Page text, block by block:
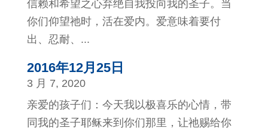
信赖和希望之心弃绝自我投向我的圣子。当
你们仰望祂时，活在爱内。爱意味着要付
出、忍耐、...
2016年12月25日
3 月 7, 2020
亲爱的孩子们：今天我以极喜乐的心情，带
同我的圣子耶稣来到你们那里，让祂赐给你